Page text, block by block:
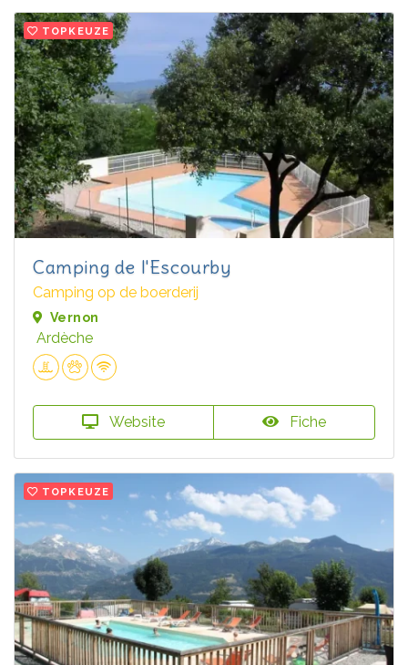
TOPKEUZE
Camping de l'Escourby
Camping op de boerderij
Vernon
Ardèche
Website Fiche
TOPKEUZE